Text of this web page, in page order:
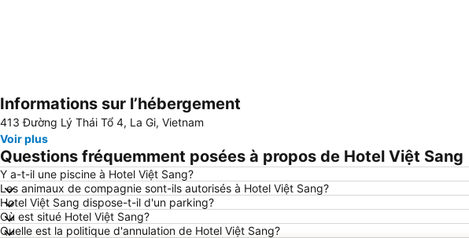
Informations sur l’hébergement
413 Đường Lý Thái Tổ 4, La Gi, Vietnam
Voir plus
Questions fréquemment posées à propos de Hotel Việt Sang
Y a-t-il une piscine à Hotel Việt Sang?
Les animaux de compagnie sont-ils autorisés à Hotel Việt Sang?
Hotel Việt Sang dispose-t-il d'un parking?
Où est situé Hotel Việt Sang?
Quelle est la politique d'annulation de Hotel Việt Sang?